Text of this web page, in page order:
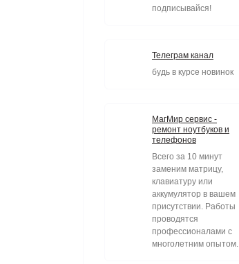
подписывайся!
Телеграм канал
будь в курсе новинок
МагМир сервис -
ремонт ноутбуков и
телефонов
Всего за 10 минут
заменим матрицу,
клавиатуру или
аккумулятор в вашем
присутствии. Работы
проводятся
профессионалами с
многолетним опытом.